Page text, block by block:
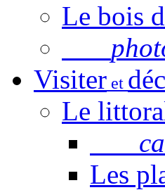
Le bois
Visiter et
Le
Les